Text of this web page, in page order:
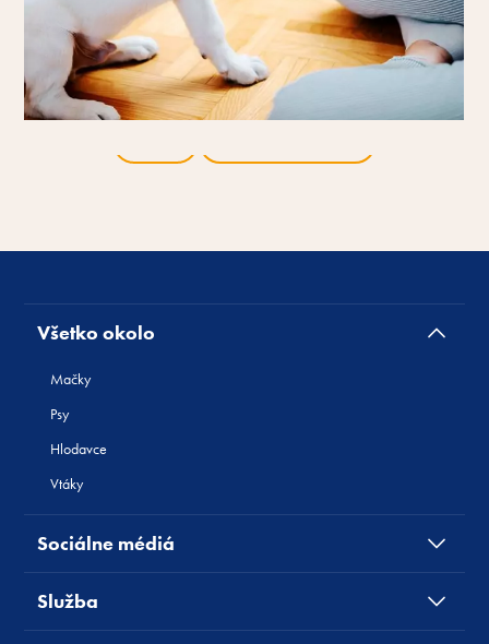
Všetko okolo
Mačky
Psy
Hlodavce
Vtáky
Sociálne médiá
Služba